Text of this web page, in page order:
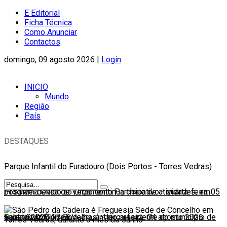
E Editorial
Ficha Técnica
Como Anunciar
Contactos
domingo, 09 agosto 2026 | Login
INICIO
Mundo
Região
País
DESTAQUES
Parque Infantil do Furadouro (Dois Portos - Torres Vedras)
possível devido ao Orçamento Participativo-quarta-feira, 05
agosto 2026 17:56
Programa Onda de Verão continua cheio de atividades, em
Santa Cruz (Torres Vedras)-terça-feira, 04 agosto 2026
Faleceu António Bogalho, antigo presidente do município de